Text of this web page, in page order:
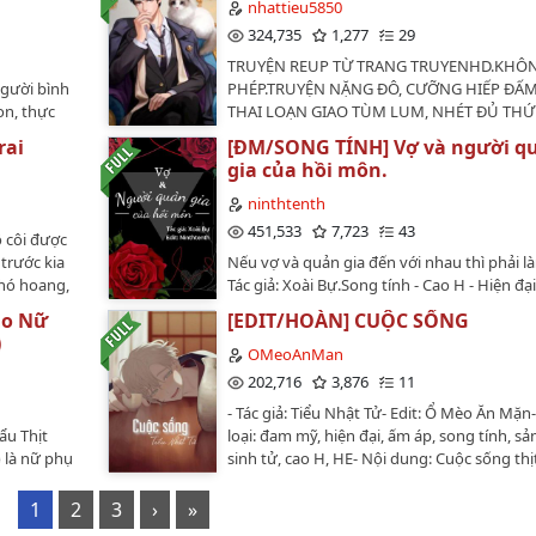
lỗi khó hiểu hay thiếu chữ, cụt lủn thì nhắc
mình sửa (◍•ᴗ•◍)❤…
ngu ngốc bị công ngược tới hắc hóa, công
thông minh ngược thụ hắc hóa sau đó hối
thụ.…
mong các bạn hãy inbox góp ý cho Sạp
bình
thực
hưng
trở
chó điên,
câu
yếu
bầy chó
tính,
nhattieu5850
324,735
1,277
29
TRUYỆN REUP TỪ TRANG
PHÉP.TRUYỆN NẶNG ĐÔ, CƯỠNG HIẾP
THAI LOẠN GIAO TÙM LUM, NHÉT ĐỦ THỨ
LOL. TỪ NGỮ LẬM QT, TUI CHỈ BETA LẠI
CHÚT CHÚT XÍU.…
côi được
trước kia
hoang,
khi
Đặc
từ
thấy
đầu tiên
thuộc
có
thể là
Hách…
[ĐM/SONG TÍNH] Vợ và người
gia của hồi môn.
ninthtenth
451,533
7,723
43
Nếu vợ và quản gia đến với nhau thì phải
Tác giả: Xoài Bự.Song tính - Cao H - Hiện
công.CP chính: Tần Tử Kỳ x Lâm Thính
của Editor: Vui lòng vứt não, vứt tam quan
truyện :))Truyện dành cho các Răm chúa ăn
thích drama.…
Nữ
Thịt
là nữ phụ
trong
vừa mới
[EDIT/HOÀN] CUỘC SỐNG
OMeoAnMan
202,716
3,876
11
- Tác giả: Tiểu Nhật Tử- Edit: Ổ Mèo Ăn
loại: đam mỹ, hiện đại, ấm áp, song tính,
sinh tử, cao H, HE- Nội dung: Cuộc sống
1 2 3 › »